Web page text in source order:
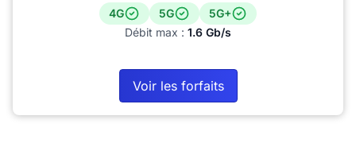
4G 5G
5G+
Débit max : 1.6 Gb/s
Voir les forfaits